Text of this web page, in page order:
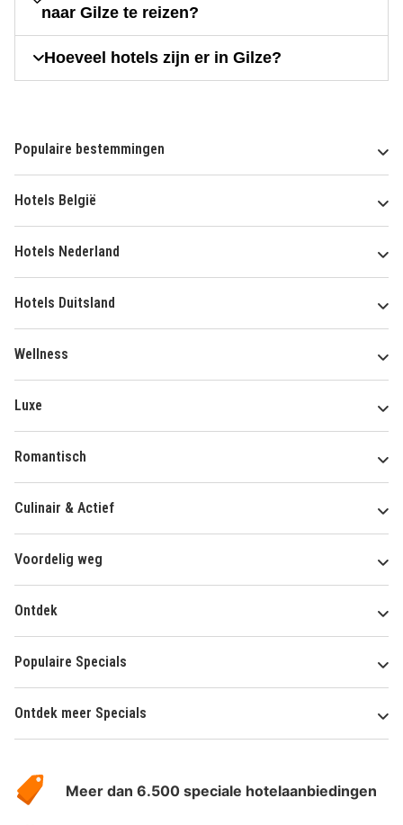
naar Gilze te reizen?
Hoeveel hotels zijn er in Gilze?
Populaire bestemmingen
Hotels België
Hotels Nederland
Hotels Duitsland
Wellness
Luxe
Romantisch
Culinair & Actief
Voordelig weg
Ontdek
Populaire Specials
Ontdek meer Specials
HotelSpecials
Meer dan 6.500 speciale hotelaanbiedingen